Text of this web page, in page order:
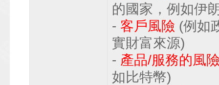
的國家，例如伊
- 客戶風險 (例如
實財富來源)
- 產品/服務的風
如比特幣)